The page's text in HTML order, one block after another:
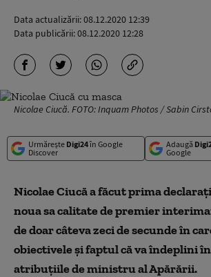
Data actualizării:08.12.2020 12:39
Data publicării:08.12.2020 12:28
Nicolae Ciucă. FOTO: Inquam Photos / Sabin
Urmărește Digi24în Google
Discover
Adaugă
Google
Nicolae Ciucă a făcut prima
noua sa calitate de premier
de doar câteva zeci de secunde în
obiectivele și faptul că va îndeplini
atribuțiile de ministru al Apărării.